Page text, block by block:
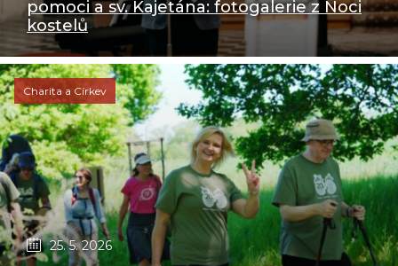
pomoci a sv. Kajetána: fotogalerie z Noci
kostelů
Charita a Církev
25. 5. 2026